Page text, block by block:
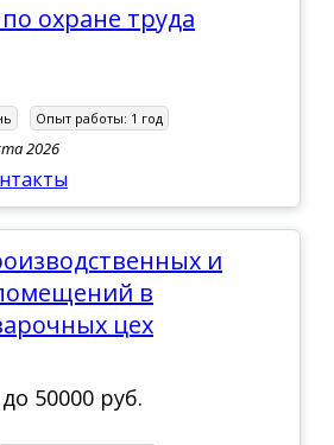
по охране труда
Опыт работы: 1 год
2026
в
цех
до 50000 руб.